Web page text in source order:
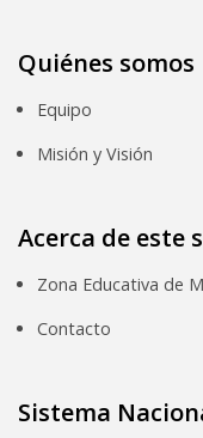
Quiénes somos
Equipo
Misión y Visión
Acerca de este
Zona Educativa de
Contacto
Sistema